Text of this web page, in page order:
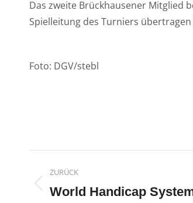
Das zweite Brückhausener Mitglied
Spielleitung des Turniers übertragen
Foto: DGV/stebl
ZURÜCK
Vorheriger
World Handicap